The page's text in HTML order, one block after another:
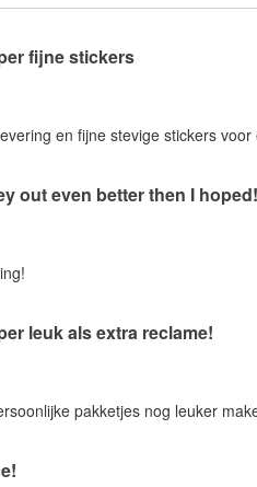
fijne stickers
en fijne stevige stickers
out even better then I hoped!
leuk als extra reclame!
pakketjes nog leuker